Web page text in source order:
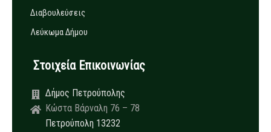
Διαβουλεύσεις
Λεύκωμα Δήμου
Στοιχεία Επικοινωνίας
Δήμος Πετρούπολης
Κώστα Βάρναλη 76 – 78
Πετρούπολη 13232